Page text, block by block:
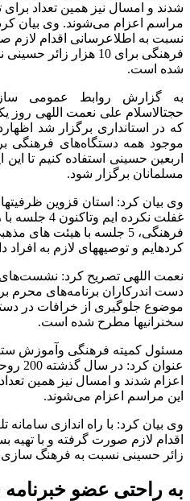
شدند و امسال نیز همین تعداد برای
مراسم اعزام می‌شوند. وی بیان کرد:
نسبت به اطلاعرسانی اقدام لازم
فرهنگی برای 10 هزار
شده است.
به گزارش روابط عمومی
حجتالاسلام علی نعمت اللهی روز
که در استانداری برگزار شد
موجود همه دستگاه‌های فرهنگی
اربعین حسینی استفاده کنیم تا
مسلمانان برگزار شود.
وی بیان کرد: استان قزوین
غفلت نکرده
فرهنگی، 5 جلسه با هیئت
کردهایم و توصیههای لازم به
نعمت اللهی تصریح کرد: نشست‌های
دست اندرکاران برنامه‌های محرم
موضوع جلوگیری از خرافات در
سخنرانیها مطرح شده است.
مسئول کمیته فرهنگی وآموزش
اعزام شدند و امسال نیز همین
این مراسم اعزام می‌شوند.
وی بیان کرد: با راه اندازی
زائر حسینی نسبت به فرهنگ
به راحتی عضو